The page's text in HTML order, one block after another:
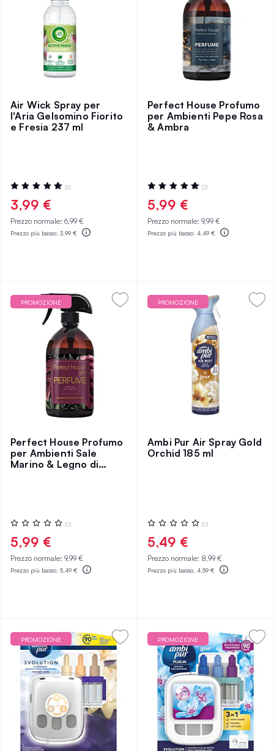
Air Wick Spray per
l'Aria Gelsomino Fiorito
e Fresia 237 ml
Valutazione:
96%
(5)
3,99 €
Prezzo normale: 6,99 €
Prezzo più basso: 3,99 €
Perfect House Profumo
per Ambienti Pepe Rosa
& Ambra
Valutazione:
100%
(2)
5,99 €
Prezzo normale: 9,99 €
Prezzo più basso: 4,49 €
PROMOZIONE
Perfect House Profumo
per Ambienti Sale
Marino & Legno di
Valutazione:
0%
(0)
5,99 €
Prezzo normale: 9,99 €
Prezzo più basso: 5,49 €
PROMOZIONE
Ambi Pur Air Spray Gold
Orchid 185 ml
Valutazione:
0%
(0)
5,49 €
Prezzo normale: 8,99 €
Prezzo più basso: 4,59 €
PROMOZIONE PROMOZIONE